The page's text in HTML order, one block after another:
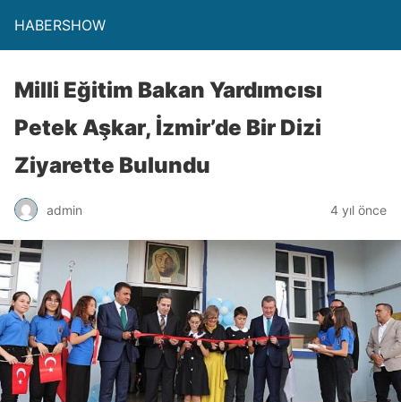
HABERSHOW
Milli Eğitim Bakan Yardımcısı
Petek Aşkar, İzmir’de Bir Dizi
Ziyarette Bulundu
admin 4 yıl önce